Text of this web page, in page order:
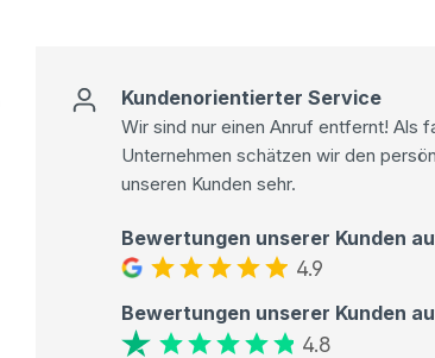
Kundenorientierter Service
Wir sind nur einen Anruf entfernt! Als
Unternehmen schätzen wir den
unseren Kunden sehr.
Bewertungen unserer Kunden
4.9
Bewertungen unserer Kunden
4.8